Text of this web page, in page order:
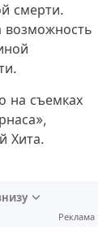
смерти.
возможность
на съемках
Хита.
Реклама